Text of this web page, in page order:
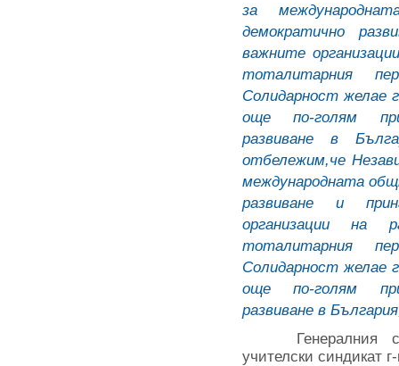
за
демократично
важните
тоталитарния
Солидарност желае
още по-голям
развиване в
отбележим,че
международната
развиване и
организации на
тоталитарния
Солидарност желае
още по-голям
развиване в
Генералния
учителски синдикат